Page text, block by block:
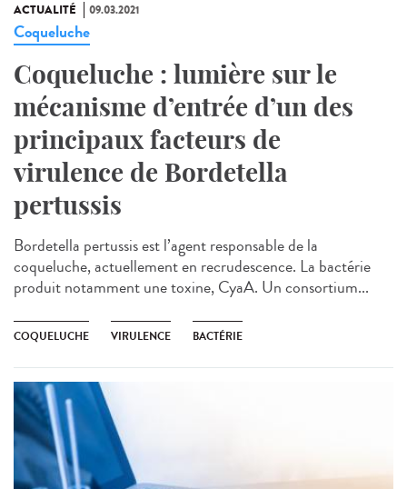
ACTUALITÉ 09.03.2021
Coqueluche
Coqueluche : lumière sur le
mécanisme d’entrée d’un des
principaux facteurs de
virulence de Bordetella
pertussis
Bordetella pertussis est l’agent responsable de la
coqueluche, actuellement en recrudescence. La bactérie
produit notamment une toxine, CyaA. Un consortium...
COQUELUCHE VIRULENCE BACTÉRIE